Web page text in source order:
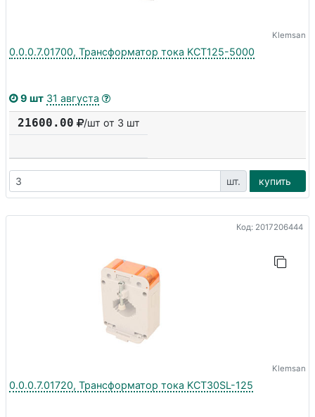
Klemsan
0.0.0.7.01700, Трансформатор тока KCT125-5000
9 шт 31 августа
21600.00 /шт от 3 шт
шт. купить
Код: 2017206444
Klemsan
0.0.0.7.01720, Трансформатор тока KCT30SL-125